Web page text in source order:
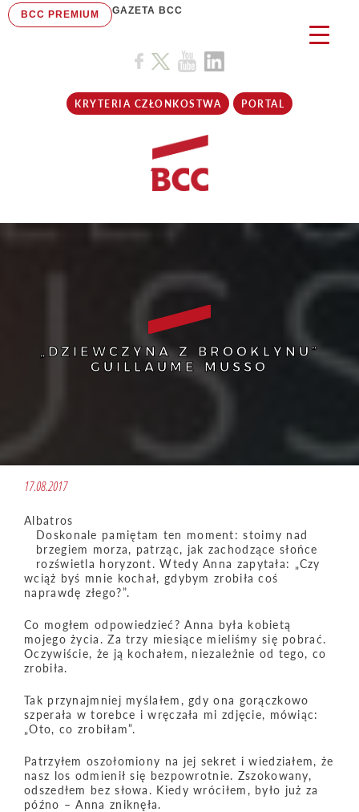
BCC PREMIUM GAZETA BCC
KRYTERIA CZŁONKOSTWA PORTAL
„DZIEWCZYNA Z BROOKLYNU”
GUILLAUME MUSSO
17.08.2017
Albatros
Doskonale pamiętam ten moment: stoimy nad
brzegiem morza, patrząc, jak zachodzące słońce
rozświetla horyzont. Wtedy Anna zapytała: „Czy
wciąż byś mnie kochał, gdybym zrobiła coś
naprawdę złego?”.
Co mogłem odpowiedzieć? Anna była kobietą
mojego życia. Za trzy miesiące mieliśmy się pobrać.
Oczywiście, że ją kochałem, niezależnie od tego, co
zrobiła.
Tak przynajmniej myślałem, gdy ona gorączkowo
szperała w torebce i wręczała mi zdjęcie, mówiąc:
„Oto, co zrobiłam”.
Patrzyłem oszołomiony na jej sekret i wiedziałem, że
nasz los odmienił się bezpowrotnie. Zszokowany,
odszedłem bez słowa. Kiedy wróciłem, było już za
późno – Anna zniknęła.